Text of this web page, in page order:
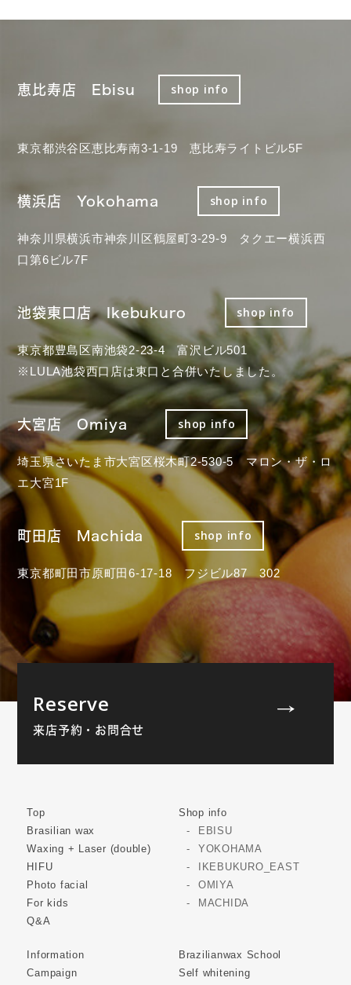
恵比寿店 Ebisu shop info
東京都渋谷区恵比寿南3-1-19 恵比寿ライトビル5F
横浜店 Yokohama shop info
神奈川県横浜市神奈川区鶴屋町3-29-9 タクエー横浜西
口第6ビル7F
池袋東口店 Ikebukuro shop info
東京都豊島区南池袋2-23-4 富沢ビル501
※LULA池袋西口店は東口と合併いたしました。
大宮店 Omiya shop info
埼玉県さいたま市大宮区桜木町2-530-5 マロン・ザ・ロ
エ大宮1F
町田店 Machida shop info
東京都町田市原町田6-17-18 フジビル87 302
Reserve
来店予約・お問合せ
Top
Brasilian wax
Waxing + Laser (double)
HIFU
Photo facial
For kids
Q&A
Shop info
EBISU
YOKOHAMA
IKEBUKURO_EAST
OMIYA
MACHIDA
Information
Campaign
Brazilianwax School
Self whitening